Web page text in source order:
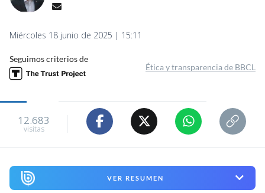
Miércoles 18 junio de 2025 | 15:11
Seguimos criterios de
Ética y transparencia de BBCL
12.683
visitas
VER RESUMEN